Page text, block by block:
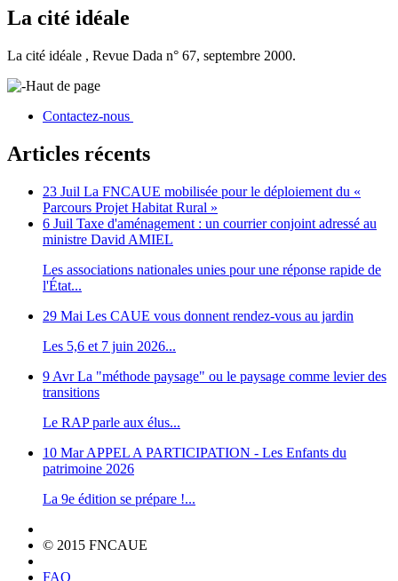
La cité idéale
La cité idéale , Revue Dada n° 67, septembre 2000.
Haut de page
Contactez-nous
Articles récents
23 Juil La FNCAUE mobilisée pour le déploiement du «
Parcours Projet Habitat Rural »
6 Juil Taxe d'aménagement : un courrier conjoint adressé au
ministre David AMIEL
Les associations nationales unies pour une réponse rapide de
l'État...
29 Mai Les CAUE vous donnent rendez-vous au jardin
Les 5,6 et 7 juin 2026...
9 Avr La "méthode paysage" ou le paysage comme levier des
transitions
Le RAP parle aux élus...
10 Mar APPEL A PARTICIPATION - Les Enfants du
patrimoine 2026
La 9e édition se prépare !...
© 2015 FNCAUE
FAQ